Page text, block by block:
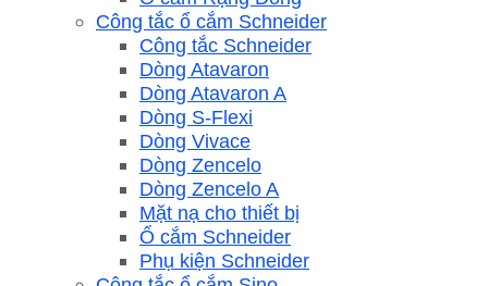
Công tắc ổ cắm Schneider
Công tắc Schneider
Dòng Atavaron
Dòng Atavaron A
Dòng S-Flexi
Dòng Vivace
Dòng Zencelo
Dòng Zencelo A
Mặt nạ cho thiết bị
Ổ cắm Schneider
Phụ kiện Schneider